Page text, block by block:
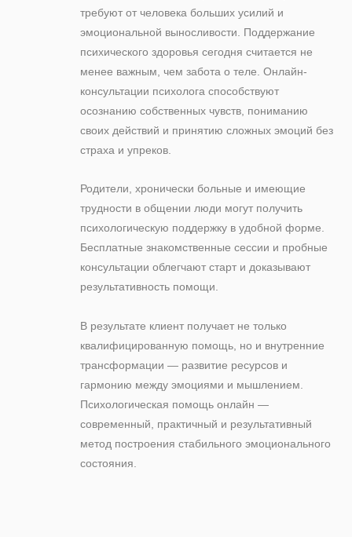
требуют от человека больших усилий и
эмоциональной выносливости. Поддержание
психического здоровья сегодня считается не
менее важным, чем забота о теле. Онлайн-
консультации психолога способствуют
осознанию собственных чувств, пониманию
своих действий и принятию сложных эмоций без
страха и упреков.
Родители, хронически больные и имеющие
трудности в общении люди могут получить
психологическую поддержку в удобной форме.
Бесплатные знакомственные сессии и пробные
консультации облегчают старт и доказывают
результативность помощи.
В результате клиент получает не только
квалифицированную помощь, но и внутренние
трансформации — развитие ресурсов и
гармонию между эмоциями и мышлением.
Психологическая помощь онлайн —
современный, практичный и результативный
метод построения стабильного эмоционального
состояния.